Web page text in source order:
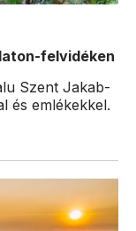
felvidéken
Szent Jakab-
és emlékekkel.